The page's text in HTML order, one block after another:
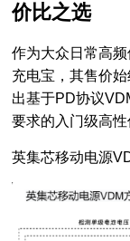
价比之选
作为大众日常高
充电宝，其售价
出基于PD协议
要求的入门级高性
英集芯移动电源